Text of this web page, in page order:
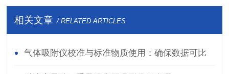
相关文章 / RELATED ARTICLES
气体吸附仪校准与标准物质使用：确保数据可比